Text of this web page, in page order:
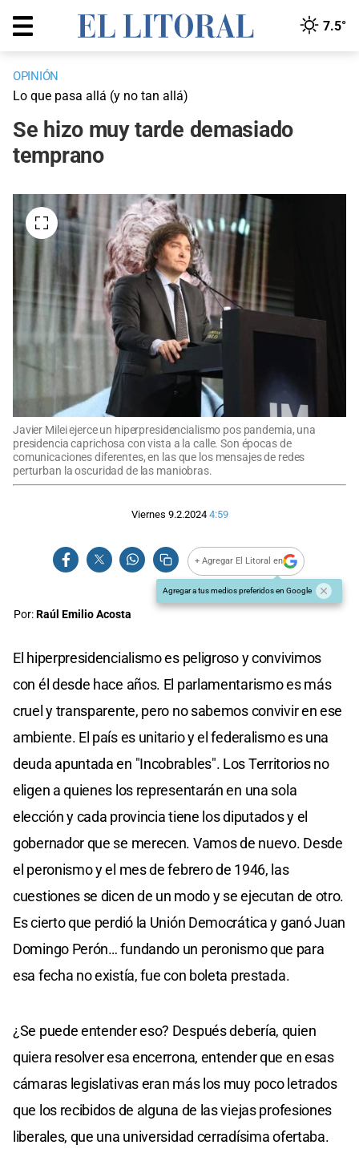
7.5°
OPINIÓN
Lo que pasa allá (y no tan allá)
Se hizo muy tarde demasiado
temprano
Javier Milei ejerce un hiperpresidencialismo pos pandemia, una
presidencia caprichosa con vista a la calle. Son épocas de
comunicaciones diferentes, en las que los mensajes de redes
perturban la oscuridad de las maniobras.
Viernes 9.2.2024 4:59
+ Agregar El Litoral en
Agregar a tus medios preferidos en Google
Por:Raúl Emilio Acosta
El hiperpresidencialismo es peligroso y convivimos
con él desde hace años. El parlamentarismo es más
cruel y transparente, pero no sabemos convivir en ese
ambiente. El país es unitario y el federalismo es una
deuda apuntada en "Incobrables". Los Territorios no
eligen a quienes los representarán en una sola
elección y cada provincia tiene los diputados y el
gobernador que se merecen. Vamos de nuevo. Desde
el peronismo y el mes de febrero de 1946, las
cuestiones se dicen de un modo y se ejecutan de otro.
Es cierto que perdió la Unión Democrática y ganó Juan
Domingo Perón… fundando un peronismo que para
esa fecha no existía, fue con boleta prestada.
¿Se puede entender eso? Después debería, quien
quiera resolver esa encerrona, entender que en esas
cámaras legislativas eran más los muy poco letrados
que los recibidos de alguna de las viejas profesiones
liberales, que una universidad cerradísima ofertaba.